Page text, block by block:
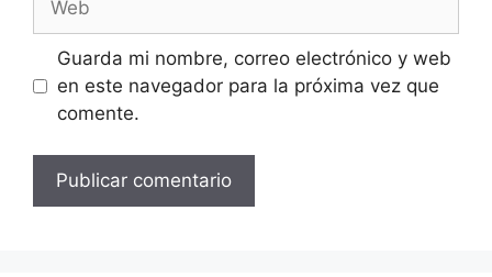
Guarda mi nombre, correo electrónico y web
en este navegador para la próxima vez que
comente.